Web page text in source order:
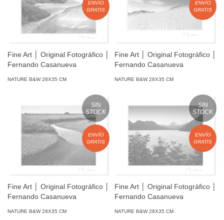
ENVÍO
GRATIS
Fine Art │ Original Fotográfico │
Fernando Casanueva
NATURE B&W 28X35 CM
ENVÍO
GRATIS
Fine Art │ Original Fotográfico │
Fernando Casanueva
NATURE B&W 28X35 CM
SIN
STOCK
ENVÍO
GRATIS
Fine Art │ Original Fotográfico │
Fernando Casanueva
NATURE B&W 28X35 CM
SIN
STOCK
ENVÍO
GRATIS
Fine Art │ Original Fotográfico │
Fernando Casanueva
NATURE B&W 28X35 CM